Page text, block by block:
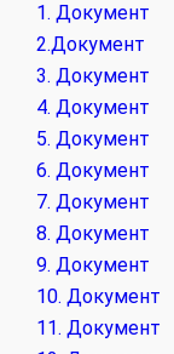
1. Документ
2.Документ
3. Документ
4. Документ
5. Документ
6. Документ
7. Документ
8. Документ
9. Документ
10. Документ
11. Документ